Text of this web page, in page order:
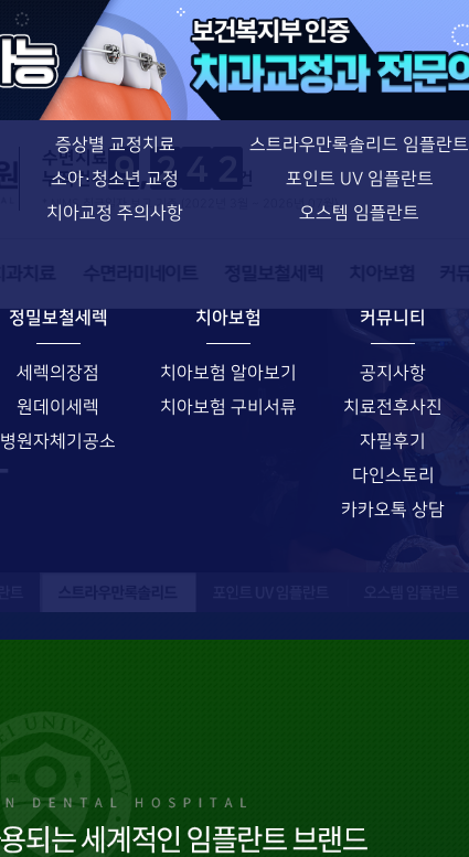
치아교정 특별함
수면치료
누적건수 9 2
* NIMS 취급일자 보고 기준 (2022년 3월 ~ 2026년 07월)
치과교정과 전문의
치아교정 특별함
장치별 교정치료
증상별 교정치료
소아·청소년 교정
치아교정 주의사항
수면임플란트 특별함
수면임플란트
스트라우만록솔리드 임플란트
포인트 UV 임플란트
오스템 임플란트
정밀보철세렉
세렉의장점
원데이세렉
병원자체기공소
치아보험
치아보험 알아보기
치아보험 구비서류
커뮤니티
공지사항
치료전후사진
자필후기
다인스토리
카카오톡 상담